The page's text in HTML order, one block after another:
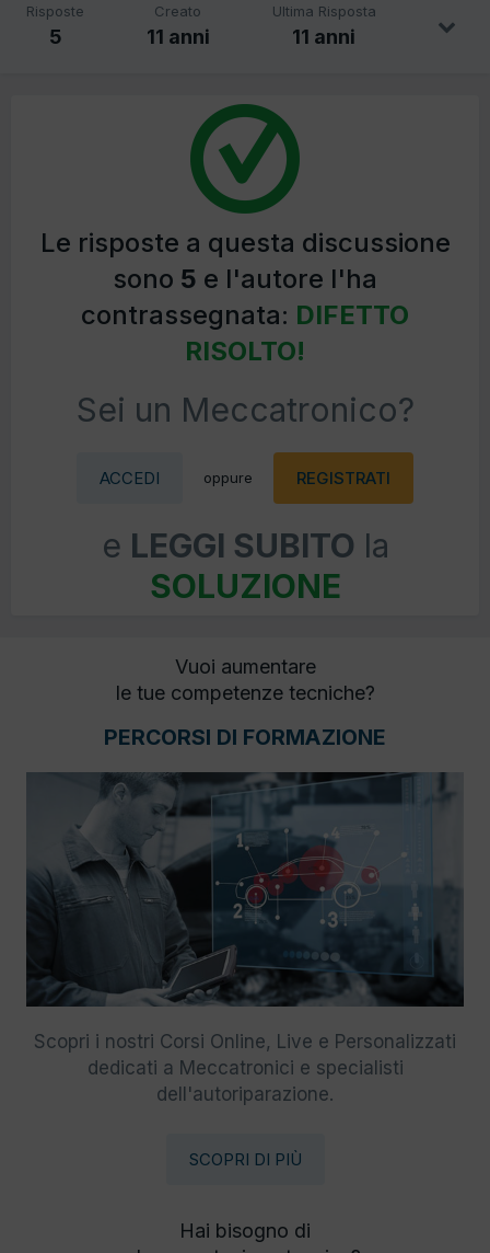
Risposte
5
Creato
11 anni
Ultima Risposta
11 anni
Le risposte a questa discussione
sono 5 e l'autore l'ha
contrassegnata: DIFETTO
RISOLTO!
Sei un Meccatronico?
ACCEDI oppure REGISTRATI
e LEGGI SUBITO la
SOLUZIONE
Vuoi aumentare
le tue competenze tecniche?
PERCORSI DI FORMAZIONE
Scopri i nostri Corsi Online, Live e Personalizzati
dedicati a Meccatronici e specialisti
dell'autoriparazione.
SCOPRI DI PIÙ
Hai bisogno di